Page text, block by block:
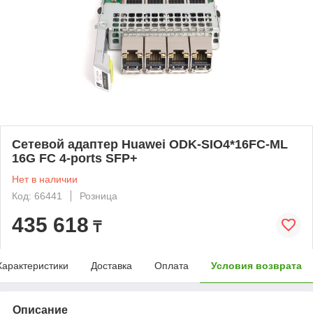
Сетевой адаптер Huawei ODK-SIO4*16FC-ML
16G FC 4-ports SFP+
Нет в наличии
Код: 66441
Розница
435 618 ₸
Доставка Оплата Условия возврата
Описание